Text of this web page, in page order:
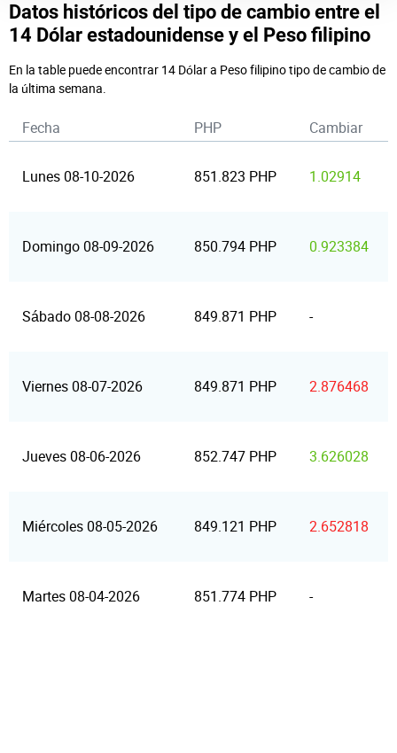
Datos históricos del tipo de cambio entre el
14 Dólar estadounidense y el Peso filipino
En la table puede encontrar 14 Dólar a Peso filipino tipo de cambio de
la última semana.
Fecha PHP Cambiar
Lunes 08-10-2026 851.823 PHP 1.02914
Domingo 08-09-2026 850.794 PHP 0.923384
Sábado 08-08-2026 849.871 PHP -
Viernes 08-07-2026 849.871 PHP 2.876468
Jueves 08-06-2026 852.747 PHP 3.626028
Miércoles 08-05-2026 849.121 PHP 2.652818
Martes 08-04-2026 851.774 PHP -